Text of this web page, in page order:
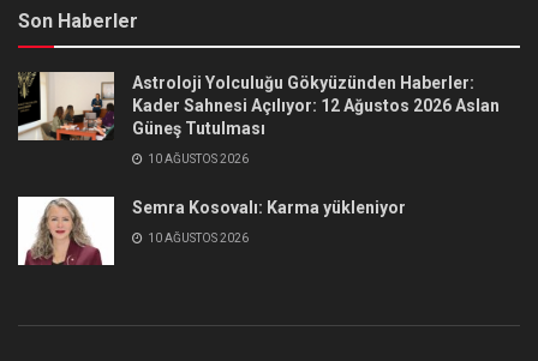
Son Haberler
Astroloji Yolculuğu Gökyüzünden Haberler:
Kader Sahnesi Açılıyor: 12 Ağustos 2026 Aslan
Güneş Tutulması
10 AĞUSTOS 2026
Semra Kosovalı: Karma yükleniyor
10 AĞUSTOS 2026